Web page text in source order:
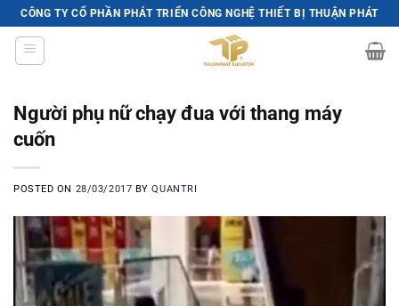
Skip
to
content
CÔNG TY CỔ PHẦN PHÁT TRIỂN CÔNG NGHỆ THIẾT BỊ THUẬN PHÁT
Người phụ nữ chạy đua với thang máy
cuốn
POSTED ON 28/03/2017 BYQUANTRI